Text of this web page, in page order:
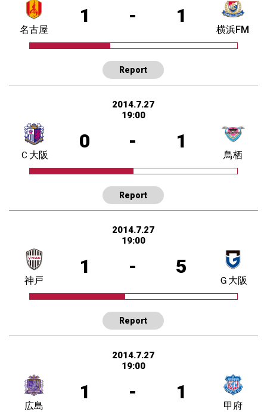
1 - 1
名古屋 横浜FM
Report
2014.7.27
19:00
0 - 1
Ｃ大阪 鳥栖
Report
2014.7.27
19:00
1 - 5
神戸 Ｇ大阪
Report
2014.7.27
19:00
1 - 1
広島 甲府